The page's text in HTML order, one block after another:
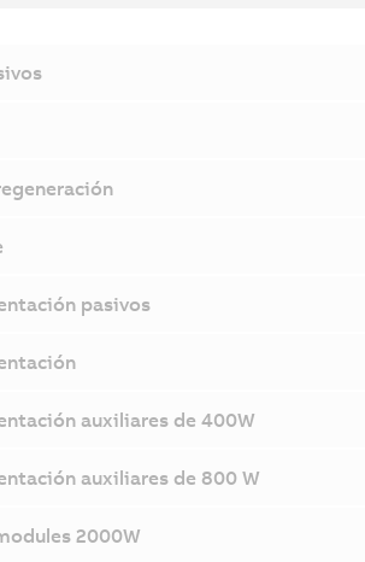
pasivos
auxiliares de 400W
auxiliares de 800 W
2000W